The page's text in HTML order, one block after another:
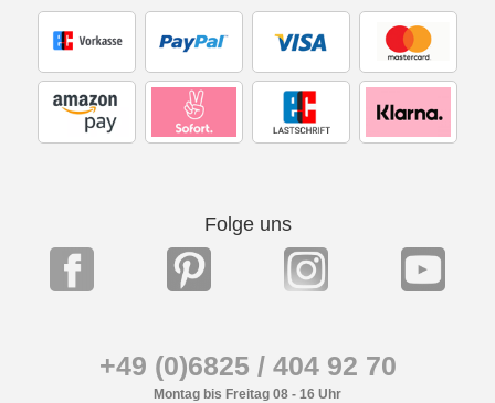
Folge uns
+49 (0)6825 / 404 92 70
Montag bis Freitag 08 - 16 Uhr